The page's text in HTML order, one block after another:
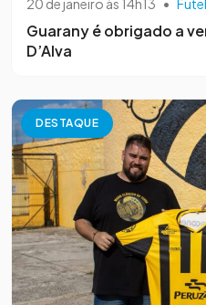
20 de janeiro às 14h13 •
Guarany é obrigado a
D’Alva
DESTAQUE